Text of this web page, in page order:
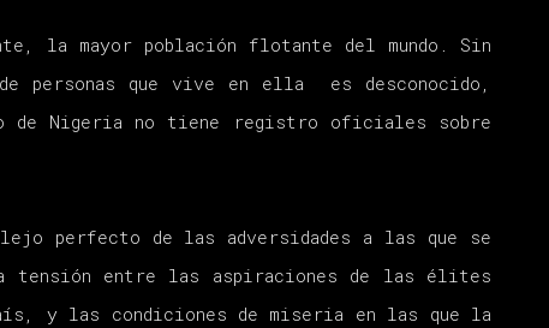
la mayor población flotante del mundo. Sin
de personas que vive en ella es desconocido,
de Nigeria no tiene registro oficiales sobre
perfecto de las adversidades a las que se
tensión entre las aspiraciones de las élites
y las condiciones de miseria en las que la